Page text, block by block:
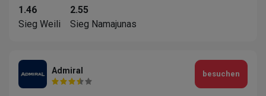
1.46
Sieg Weili
2.55
Sieg Namajunas
Admiral besuchen